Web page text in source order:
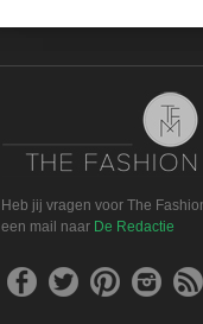
Heb jij vragen voor The
een mail naar De Redactie